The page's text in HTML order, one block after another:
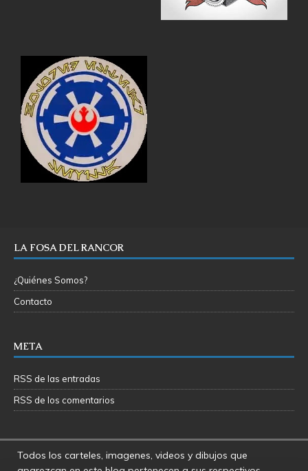
LA FOSA DEL RANCOR
¿Quiénes Somos?
Contacto
META
RSS de las entradas
RSS de los comentarios
Todos los carteles, imagenes, videos y dibujos que